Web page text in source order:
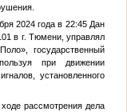
2024 года в 22:45 Дан
в г. Тюмени, управлял
государственный
при движении
установленного
рассмотрения дела